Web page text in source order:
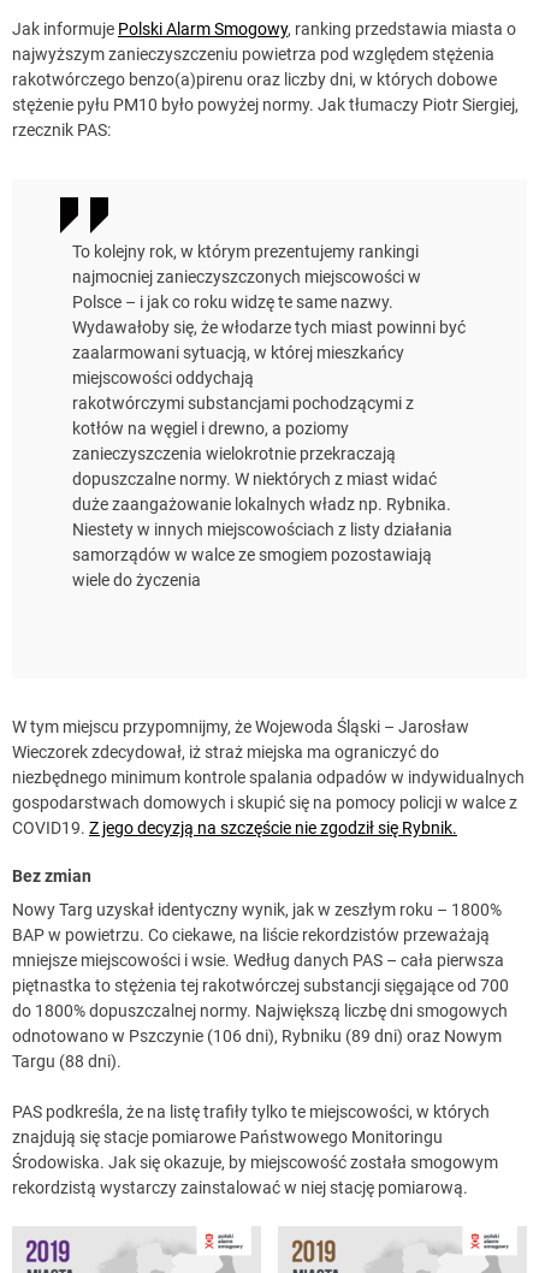
Jak informuje Polski Alarm Smogowy, ranking przedstawia miasta o
najwyższym zanieczyszczeniu powietrza pod względem stężenia
rakotwórczego benzo(a)pirenu oraz liczby dni, w których dobowe
stężenie pyłu PM10 było powyżej normy. Jak tłumaczy Piotr Siergiej,
rzecznik PAS:
To kolejny rok, w którym prezentujemy rankingi
najmocniej zanieczyszczonych miejscowości w
Polsce – i jak co roku widzę te same nazwy.
Wydawałoby się, że włodarze tych miast powinni być
zaalarmowani sytuacją, w której mieszkańcy
miejscowości oddychają
rakotwórczymi substancjami pochodzącymi z
kotłów na węgiel i drewno, a poziomy
zanieczyszczenia wielokrotnie przekraczają
dopuszczalne normy. W niektórych z miast widać
duże zaangażowanie lokalnych władz np. Rybnika.
Niestety w innych miejscowościach z listy działania
samorządów w walce ze smogiem pozostawiają
wiele do życzenia
W tym miejscu przypomnijmy, że Wojewoda Śląski – Jarosław
Wieczorek zdecydował, iż straż miejska ma ograniczyć do
niezbędnego minimum kontrole spalania odpadów w indywidualnych
gospodarstwach domowych i skupić się na pomocy policji w walce z
COVID19. Z jego decyzją na szczęście nie zgodził się Rybnik.
Bez zmian
Nowy Targ uzyskał identyczny wynik, jak w zeszłym roku – 1800%
BAP w powietrzu. Co ciekawe, na liście rekordzistów przeważają
mniejsze miejscowości i wsie. Według danych PAS – cała pierwsza
piętnastka to stężenia tej rakotwórczej substancji sięgające od 700
do 1800% dopuszczalnej normy. Największą liczbę dni smogowych
odnotowano w Pszczynie (106 dni), Rybniku (89 dni) oraz Nowym
Targu (88 dni).
PAS podkreśla, że na listę trafiły tylko te miejscowości, w których
znajdują się stacje pomiarowe Państwowego Monitoringu
Środowiska. Jak się okazuje, by miejscowość została smogowym
rekordzistą wystarczy zainstalować w niej stację pomiarową.